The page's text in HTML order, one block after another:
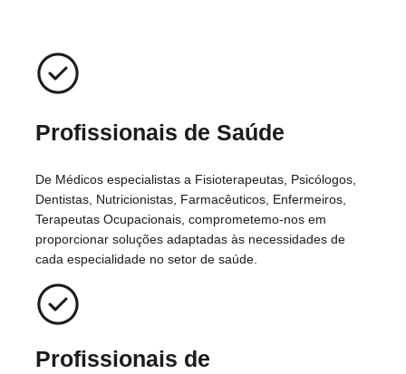
Profissionais de Saúde
De Médicos especialistas a Fisioterapeutas, Psicólogos,
Dentistas, Nutricionistas, Farmacêuticos, Enfermeiros,
Terapeutas Ocupacionais, comprometemo-nos em
proporcionar soluções adaptadas às necessidades de
cada especialidade no setor de saúde.
Profissionais de